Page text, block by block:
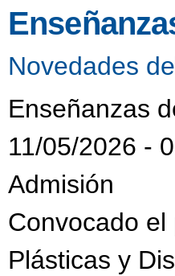
Novedades
Enseñanzas
11/05/2026 -
Admisión
Convocado
Plásticas y